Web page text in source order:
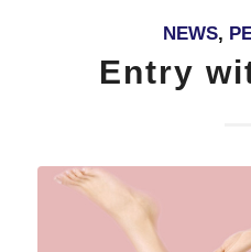
NEWS,
Entry